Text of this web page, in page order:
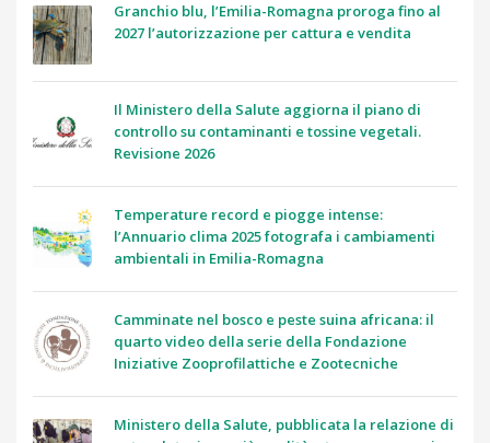
Granchio blu, l’Emilia-Romagna proroga fino al
2027 l’autorizzazione per cattura e vendita
Il Ministero della Salute aggiorna il piano di
controllo su contaminanti e tossine vegetali.
Revisione 2026
Temperature record e piogge intense:
l’Annuario clima 2025 fotografa i cambiamenti
ambientali in Emilia-Romagna
Camminate nel bosco e peste suina africana: il
quarto video della serie della Fondazione
Iniziative Zooprofilattiche e Zootecniche
Ministero della Salute, pubblicata la relazione di